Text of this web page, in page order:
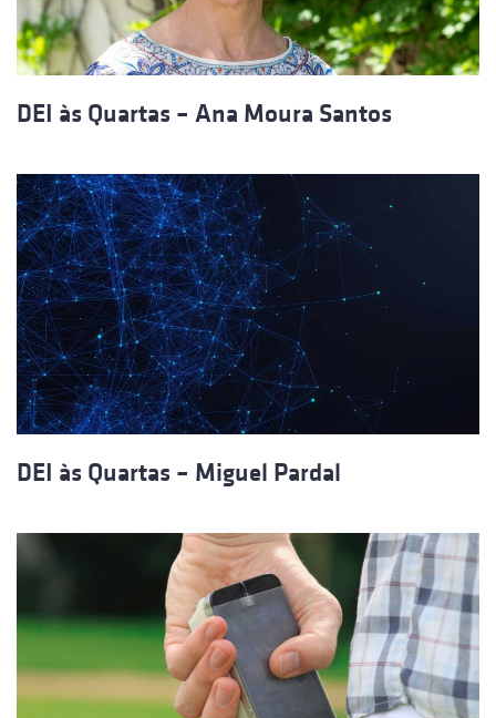
DEI às Quartas – Ana Moura Santos
DEI às Quartas – Miguel Pardal